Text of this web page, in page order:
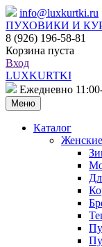
info@luxkurtki.ru
ПУХОВИКИ И
8 (926) 196-58-81
Корзина пуста
Вход
LUXKURTKI
Ежедневно
Меню
Каталог